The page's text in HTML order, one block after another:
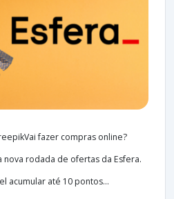
fazer compras online?
nova rodada de ofertas da Esfera.
acumular até 10 pontos...